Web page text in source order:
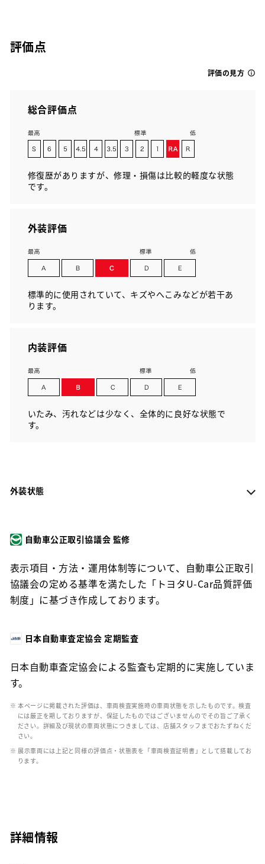
評価点
評価の見方
総合評価点
修復歴がありますが、修理・損傷は比較的軽度な状態
です。
外装評価
標準的に使用されていて、キズやへこみなどが若干あ
ります。
内装評価
いたみ、汚れなどは少なく、全体的に良好な状態で
す。
外装状態
自動車公正取引協議会 監修
表示項目・方法・運用体制等について、自動車公正取引
協議会の定める基準を満たした「トヨタU-Car品質評価
制度」に基づき作成しております。
日本自動車査定協会 定期監査
日本自動車査定協会による監査も定期的に実施していま
す。
※ 本ページに掲載された評価は、車両検査実施時の車両状態を示したものです。検査
には厳正を期しておりますが、保証したものではございませんのでその旨ご了承く
ださい。詳細及び現状の車両状態につきましては、店舗スタッフまでおたずねくだ
さい。
※ 展示車両には上記と同様の評価点・状態表を「車両検査証明書」として搭載してお
ります。
詳細情報